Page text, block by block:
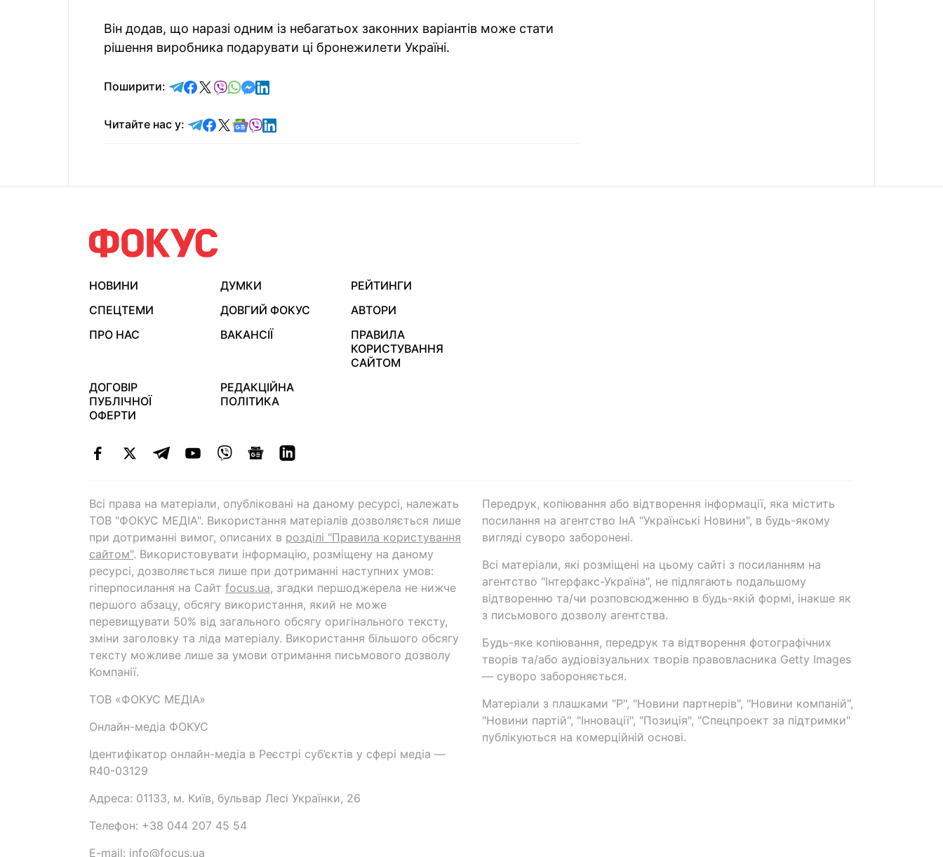
Він додав, що наразі одним із небагатьох законних варіантів може стати
рішення виробника подарувати ці бронежилети Україні.
Поширити: відправити у Telegram
поділитись у Facebook
поділитись у X
відправити у Viber
відправити у Whatsapp
відправити у Messenger
відправити у LinkedIn
Читайте нас у: Читайте у Telegram
Читайте у Facebook
Читайте у X
Читайте у Google news
Читайте у Viber
Читайте у LinkedIn
НОВИНИ ДУМКИ
РЕЙТИНГИ
СПЕЦТЕМИ
ДОВГИЙ ФОКУС
АВТОРИ
ПРО НАС
ВАКАНСІЇ
ПРАВИЛА
КОРИСТУВАННЯ
САЙТОМ
ДОГОВІР
ПУБЛІЧНОЇ
ОФЕРТИ
РЕДАКЦІЙНА
ПОЛІТИКА
Всі права на матеріали, опубліковані на даному ресурсі, належать
ТОВ "ФОКУС МЕДІА". Використання матеріалів дозволяється лише
при дотриманні вимог, описаних в розділі "Правила користування
сайтом". Використовувати інформацію, розміщену на даному
ресурсі, дозволяється лише при дотриманні наступних умов:
гіперпосилання на Cайт focus.ua, згадки першоджерела не нижче
першого абзацу, обсягу використання, який не може
перевищувати 50% від загального обсягу оригінального тексту,
зміни заголовку та ліда матеріалу. Використання більшого обсягу
тексту можливе лише за умови отримання письмового дозволу
Компанії.
ТОВ «ФОКУС МЕДІА»
Онлайн-медіа ФОКУС
Ідентифікатор онлайн-медіа в Реєстрі суб’єктів у сфері медіа —
R40-03129
Адреса: 01133, м. Київ, бульвар Лесі Українки, 26
Телефон: +38 044 207 45 54
E-mail: info@focus.ua
Передрук, копіювання або відтворення інформації, яка містить
посилання на агентство ІнА "Українські Новини", в будь-якому
вигляді суворо заборонені.
Всі матеріали, які розміщені на цьому сайті з посиланням на
агентство "Інтерфакс-Україна", не підлягають подальшому
відтворенню та/чи розповсюдженню в будь-якій формі, інакше як
з письмового дозволу агентства.
Будь-яке копіювання, передрук та відтворення фотографічних
творів та/або аудіовізуальних творів правовласника Getty Images
— суворо забороняється.
Матеріали з плашками "Р", "Новини партнерів", "Новини компаній",
"Новини партій", "Інновації", "Позиція", "Спецпроект за підтримки"
публікуються на комерційній основі.